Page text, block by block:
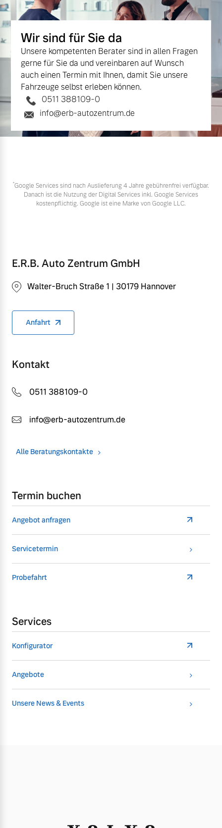
Wir sind für Sie da
Unsere kompetenten Berater sind in allen Fragen
gerne für Sie da und vereinbaren auf Wunsch
auch einen Termin mit Ihnen, damit Sie unsere
Fahrzeuge selbst erleben können.
0511 388109-0
info@erb-autozentrum.de
*Google Services sind nach Auslieferung 4 Jahre gebührenfrei verfügbar.
Danach ist die Nutzung der Digital Services inkl. Google Services
kostenpflichtig. Google ist eine Marke von Google LLC.
E.R.B. Auto Zentrum GmbH
Walter-Bruch Straße 1 | 30179 Hannover
Anfahrt
Kontakt
0511 388109-0
info@erb-autozentrum.de
Alle Beratungskontakte
Termin buchen
Angebot anfragen
Servicetermin
Probefahrt
Services
Konfigurator
Angebote
Unsere News & Events